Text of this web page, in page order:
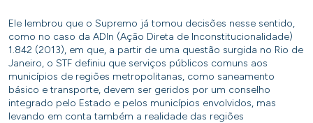
Ele lembrou que o Supremo já tomou decisões nesse sentido,
como no caso da ADIn (Ação Direta de Inconstitucionalidade)
1.842 (2013), em que, a partir de uma questão surgida no Rio de
Janeiro, o STF definiu que serviços públicos comuns aos
municípios de regiões metropolitanas, como saneamento
básico e transporte, devem ser geridos por um conselho
integrado pelo Estado e pelos municípios envolvidos, mas
levando em conta também a realidade das regiões